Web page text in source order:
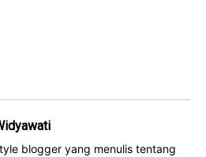
blogger yang menulis tentang